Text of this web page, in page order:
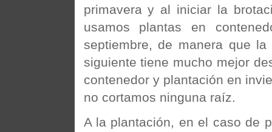
primavera y al iniciar la
usamos plantas en
septiembre, de manera que
siguiente tiene mucho mejor
contenedor y plantación en
no cortamos ninguna raíz.
A la plantación, en el caso de